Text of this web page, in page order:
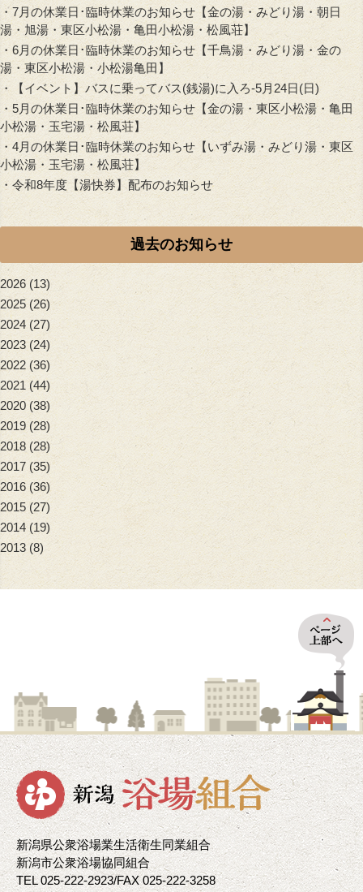
・ 7月の休業日･臨時休業のお知らせ【金の湯・みどり湯・朝日
湯・旭湯・東区小松湯・亀田小松湯・松風荘】
・ 6月の休業日･臨時休業のお知らせ【千鳥湯・みどり湯・金の
湯・東区小松湯・小松湯亀田】
・
【イベント】バスに乗ってバス(銭湯)に入ろ-5月24日(日)
・5月の休業日･臨時休業のお知らせ【金の湯・東区小松湯・亀田
小松湯・玉宅湯・松風荘】
・4月の休業日･臨時休業のお知らせ【いずみ湯・みどり湯・東区
小松湯・玉宅湯・松風荘】
・ 令和8年度【湯快券】配布のお知らせ
過去のお知らせ
2026 (13)
2025 (26)
2024(27)
2023(24)
2022 (36)
2021 (44)
2020 (38)
2019(28)
2018 (28)
2017 (35)
2016(36)
2015 (27)
2014(19)
2013 (8)
新潟県公衆浴場業生活衛生同業組合
新潟市公衆浴場協同組合
TEL 025-222-2923/FAX 025-222-3258